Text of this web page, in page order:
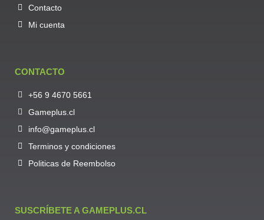
Contacto
Mi cuenta
CONTACTO
+56 9 4670 5661
Gameplus.cl
info@gameplus.cl
Terminos y condiciones
Politicas de Reembolso
SUSCRÍBETE A GAMEPLUS.CL